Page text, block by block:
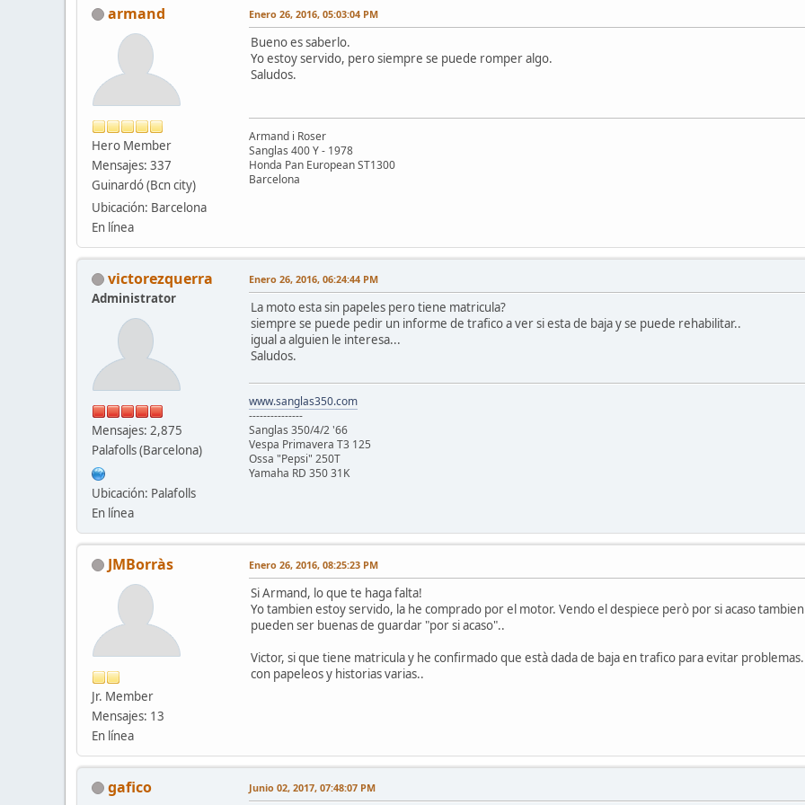
armand
Hero Member
Mensajes: 337
Guinardó (Bcn city)
Ubicación: Barcelona
En línea
Enero 26, 2016, 05:03:04 PM
Bueno es saberlo.
Yo estoy servido, pero siempre se puede romper algo.
Saludos.
Armand i Roser
Sanglas 400 Y - 1978
Honda Pan European ST1300
Barcelona
victorezquerra
Administrator
Mensajes: 2,875
Palafolls (Barcelona)
Ubicación: Palafolls
En línea
Enero 26, 2016, 06:24:44 PM
La moto esta sin papeles pero tiene matricula?
siempre se puede pedir un informe de trafico a ver si esta de baja y se puede rehabilitar..
igual a alguien le interesa...
Saludos.
www.sanglas350.com
---------------
Sanglas 350/4/2 '66
Vespa Primavera T3 125
Ossa "Pepsi" 250T
Yamaha RD 350 31K
JMBorràs
Jr. Member
Mensajes: 13
En línea
Enero 26, 2016, 08:25:23 PM
Si Armand, lo que te haga falta!
Yo tambien estoy servido, la he comprado por el motor. Vendo el despiece però por si acaso
pueden ser buenas de guardar "por si acaso"..
Victor, si que tiene matricula y he confirmado que està dada de baja en trafico para evitar
con papeleos y historias varias..
gafico Junio 02, 2017, 07:48:07 PM